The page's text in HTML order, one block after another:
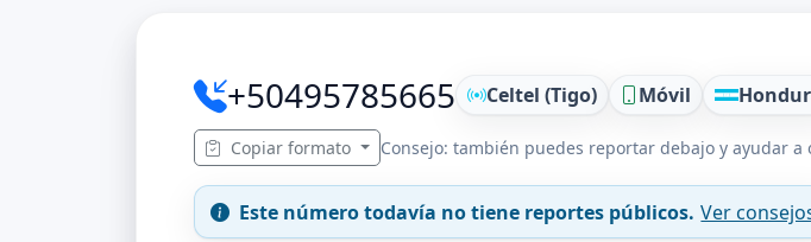
+50495785665 Celtel (Tigo) Móvil
Copiar formato Consejo: también puedes reportar debajo y ayudar a
Este número todavía no tiene reportes públicos. Ver